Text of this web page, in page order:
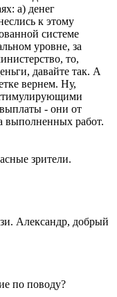
а) денег
к этому
системе
уровне, за
то,
давайте так. А
вернем. Ну,
- они от
выполненных работ.
зрители.
Александр, добрый
по поводу?